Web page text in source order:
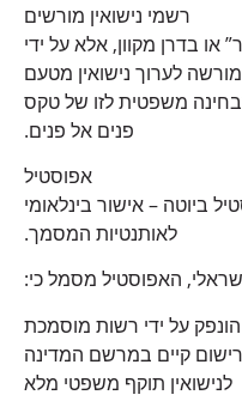
רשמי נישואין מורשים
בדרן מקוון, אלא על ידי
לערוך נישואין מטעם
משפטית לזו של טקס
פנים אל פנים.
אפוסטיל
– אישור בינלאומי
לאותנטיות המסמך.
האפוסטיל מסמל כי:
על ידי רשות מוסמכת
קיים במרשם המדינה
לנישואין תוקף משפטי מלא